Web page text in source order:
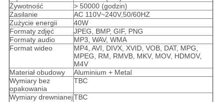
Żywotność
> 50000 (godzin)
Zasilanie
AC 110V~240V,50/60HZ
Zużycie energii
40W
Formaty zdjęć
JPEG, BMP, GIF, PNG
Formaty audio
MP3, WAV, WMA
Format wideo
MP4, AVI, DIVX, XVID, VOB, DAT, MPG,
MPEG, RM, RMVB, MKV, MOV, HDMOV,
M4V
Materiał obudowy
Aluminium + Metal
Wymiary bez
opakowania
TBC
Wymiary drewnianejTBC